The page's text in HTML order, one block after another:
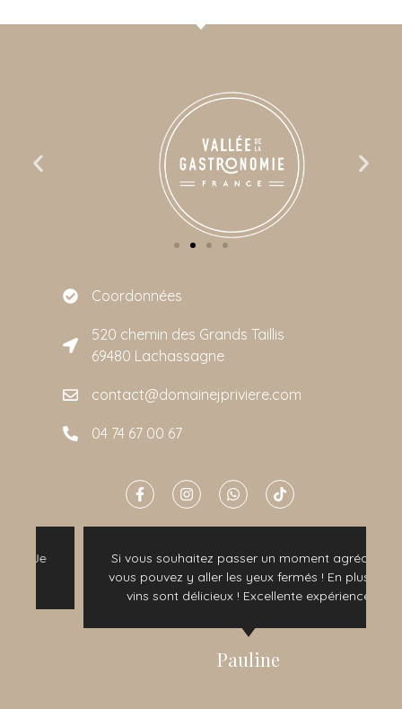
Coordonnées
520 chemin des Grands Taillis
69480 Lachassagne
contact@domainejpriviere.com
04 74 67 00 67
Si vous souhaitez passer un moment agréable
vous pouvez y aller les yeux fermés ! En plus les
vins sont délicieux ! Excellente expérience
Pauline